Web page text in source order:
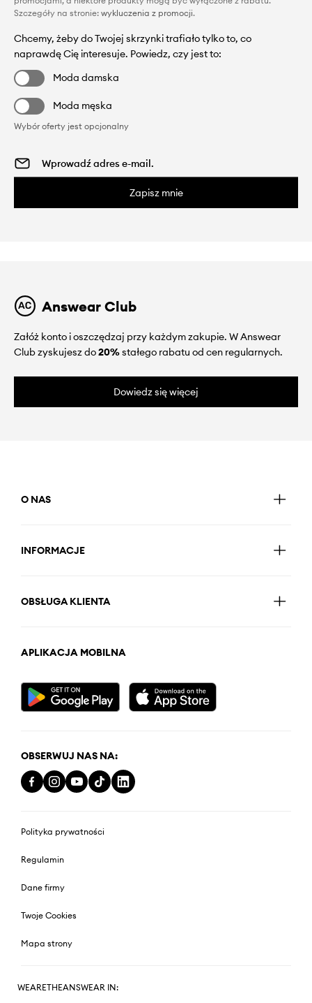
Szczegóły na stronie: wykluczenia z promocji.
Chcemy, żeby do Twojej skrzynki trafiało tylko to, co
naprawdę Cię interesuje. Powiedz, czy jest to:
Moda damska
Moda męska
Wybór oferty jest opcjonalny
Zapisz mnie
Answear Club
Załóż konto i oszczędzaj przy każdym zakupie. W Answear
Club zyskujesz do20%stałego rabatu od cen regularnych.
Dowiedz się więcej
O NAS
INFORMACJE
OBSŁUGA KLIENTA
APLIKACJA MOBILNA
OBSERWUJ NAS NA:
Polityka prywatności
Regulamin
Dane firmy
Twoje Cookies
Mapa strony
WEARETHEANSWEAR IN: